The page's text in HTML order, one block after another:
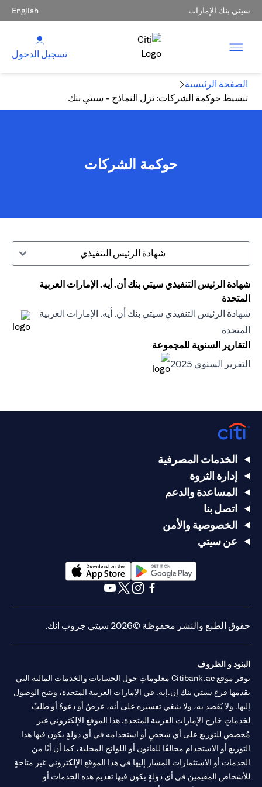
سيتي بنك الإمارات English
تسجيل الدخول
الصفحة الرئيسية
تبسيط حوكمة الشركات: نزل النماذج - سيتي بنك
حوكمة الشركات
شهادة الرئيس التنفيذي
شهادة الرئيس التنفيذي سيتي بنك أن. أيه. الإمارات العربية
المتحدة
شهادة الرئيس التنفيذي سيتي بنك أن. أيه. الإمارات العربية
المتحدة
التقارير السنوية للمجموعة
التقرير السنوي 2025
(opens in a new tab)
الخدمات المصرفية
إدارة الثروة
المساعدة والدعم
اتصل بنا
الخصوصية والأمن
عن سيتي
(opens in a new tab)
حقوق الطبع والنشر محفوظة ©2026 سيتي جروب انك.
البنود و الظروف
يوفر موقع Citibank.ae معلوماتٍ حول الحسابات والخدمات المالية التي
يقدمها فرع سيتي بنك إن.إيه. في الإمارات العربية المتحدة، ويتيح الوصول
إليها. ولا يُقصد به، ولا ينبغي تفسيره على أنه، عرضٌ أو دعوةٌ أو طلبٌ
لخدماتٍ خارج الإمارات العربية المتحدة. هذا الموقع الإلكتروني غير
مُخصص للتوزيع على أي شخصٍ أو استخدامه في أي دولةٍ يكون فيها هذا
التوزيع أو الاستخدام مخالفًا للقانون أو اللوائح المحلية، كما أن أيًا من
الخدمات أو الاستثمارات المشار إليها في هذا الموقع الإلكتروني غير متاحةٍ
للأشخاص المقيمين في أي دولةٍ يكون فيها تقديم هذه الخدمات أو